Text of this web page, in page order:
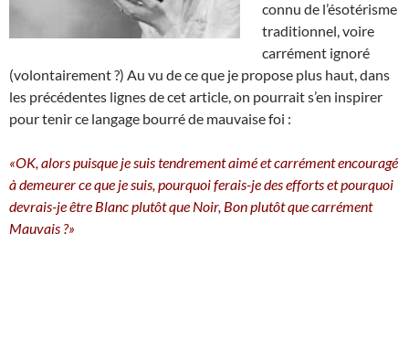
connu de l’ésotérisme
traditionnel, voire
carrément ignoré
(volontairement ?) Au vu de ce que je propose plus haut, dans
les précédentes lignes de cet article, on pourrait s’en inspirer
pour tenir ce langage bourré de mauvaise foi :
«OK, alors puisque je suis tendrement aimé et carrément encouragé
à demeurer ce que je suis, pourquoi ferais-je des efforts et pourquoi
devrais-je être Blanc plutôt que Noir, Bon plutôt que carrément
Mauvais ?»